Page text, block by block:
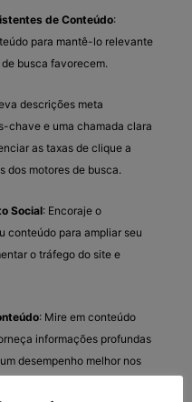
de Conteúdo:
para mantê-lo relevante
busca favorecem.
descrições meta
chave e uma chamada clara
as taxas de clique a
dos motores de busca.
Social: Encoraje o
conteúdo para ampliar seu
o tráfego do site e
: Mire em conteúdo
informações profundas
desempenho melhor nos